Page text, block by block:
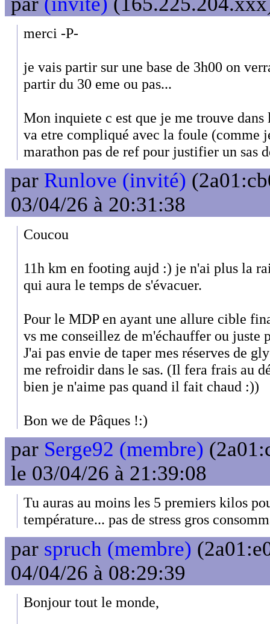
merci -P-
je vais partir sur une base de 3h00 on
partir du 30 eme ou pas...
Mon inquiete c est que je me trouve dans
va etre compliqué avec la foule (comme
marathon pas de ref pour justifier un sas
par Runlove (invité)
03/04/26 à 20:31:38
Coucou
11h km en footing aujd :) je n'ai plus la
qui aura le temps de s'évacuer.
Pour le MDP en ayant une allure cible
vs me conseillez de m'échauffer ou juste
J'ai pas envie de taper mes réserves de
me refroidir dans le sas. (Il fera frais au
bien je n'aime pas quand il fait chaud :))
Bon we de Pâques !:)
par Serge92 (membre)
le 03/04/26 à 21:39:08
Tu auras au moins les 5 premiers kilos
température... pas de stress gros
par spruch (membre)
04/04/26 à 08:29:39
Bonjour tout le monde,